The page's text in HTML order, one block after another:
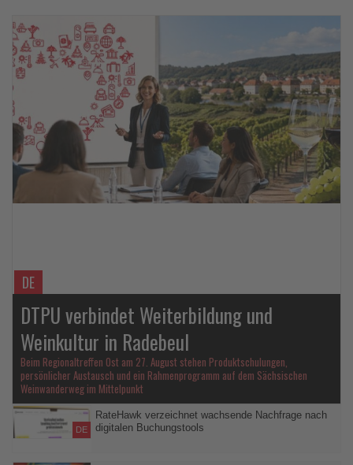
DE
DTPU verbindet Weiterbildung und
Weinkultur in Radebeul
Beim Regionaltreffen Ost am 27. August stehen Produktschulungen,
persönlicher Austausch und ein Rahmenprogramm auf dem Sächsischen
Weinwanderweg im Mittelpunkt
DE
RateHawk verzeichnet wachsende Nachfrage nach
digitalen Buchungstools